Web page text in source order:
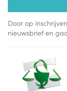
Door op
nieuwsbrief en